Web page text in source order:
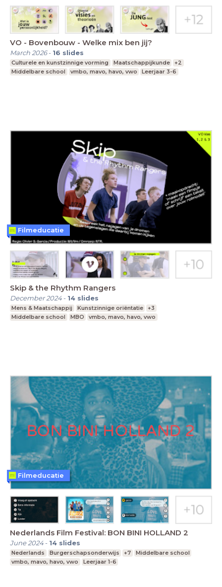
VO - Bovenbouw - Welke mix ben jij?
March 2026- 16 slides
Culturele en kunstzinnige vorming Maatschappijkunde
+2
Middelbare school
vmbo, mavo, havo, vwo Leerjaar 3-6
Skip & the Rhythm Rangers
December 2024- 14 slides
Mens & Maatschappij Kunstzinnige oriëntatie
+3
Middelbare school
MBO vmbo, mavo, havo, vwo
Filmeducatie
Nederlands Film Festival: BON BINI HOLLAND 2
June 2024- 14 slides
Nederlands Burgerschapsonderwijs +7
Middelbare school
vmbo, mavo, havo, vwo
Leerjaar 1-6
Filmeducatie